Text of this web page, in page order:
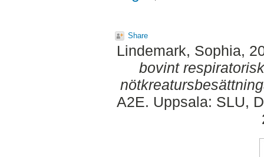
Share
Lindemark, Sophia,
bovint
A2E. Uppsala: SLU,